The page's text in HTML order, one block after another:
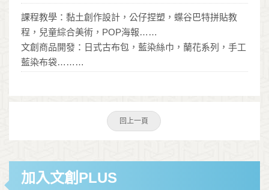
課程教學：黏土創作設計，公仔捏塑，蝶谷巴特拼貼教
程，兒童綜合美術，POP海報……
文創商品開發：日式古布包，藍染絲巾，蘭花系列，手工
藍染布袋………
回上一頁
加入文創PLUS